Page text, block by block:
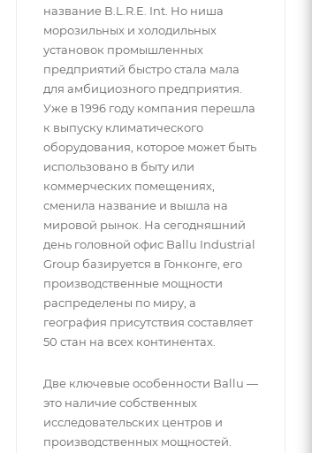
название В.L.R.E. Int. Но ниша
морозильных и холодильных
установок промышленных
предприятий быстро стала мала
для амбициозного предприятия.
Уже в 1996 году компания перешла
к выпуску климатического
оборудования, которое может быть
использовано в быту или
коммерческих помещениях,
сменила название и вышла на
мировой рынок. На сегодняшний
день головной офис Ballu Industrial
Group базируется в Гонконге, его
производственные мощности
распределены по миру, а
география присутствия составляет
50 стан на всех континентах.
Две ключевые особенности Ballu —
это наличие собственных
исследовательских центров и
производственных мощностей.